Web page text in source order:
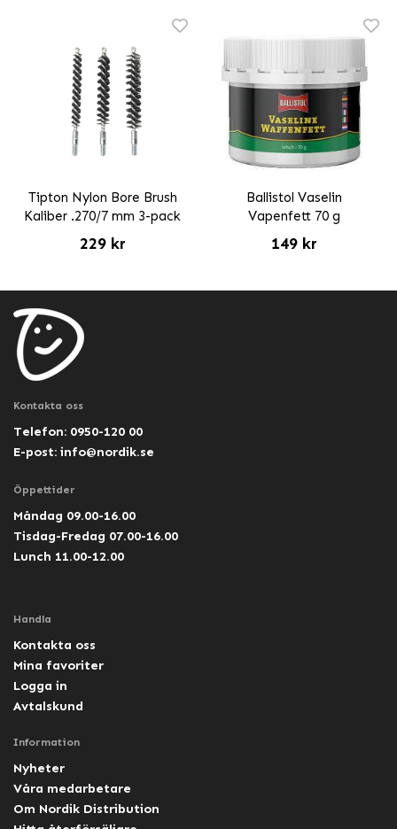
Tipton Nylon Bore Brush
Kaliber .270/7 mm 3-pack
229 kr
Ballistol Vaselin
Vapenfett 70 g
149 kr
Kontakta oss
Telefon: 0950-120 00
E-post: info@nordik.se
Öppettider
Måndag 09.00-16.00
Tisdag-Fredag 07.00-16.00
Lunch 11.00-12.00
Handla
Kontakta oss
Mina favoriter
Logga in
Avtalskund
Information
Nyheter
Våra medarbetare
Om Nordik Distribution